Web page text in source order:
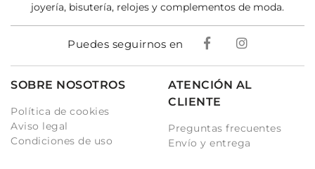
joyería, bisutería, relojes y complementos de moda.
Puedes seguirnos en
SOBRE NOSOTROS
Política de cookies
Aviso legal
Condiciones de uso
ATENCIÓN AL
CLIENTE
Preguntas frecuentes
Envío y entrega